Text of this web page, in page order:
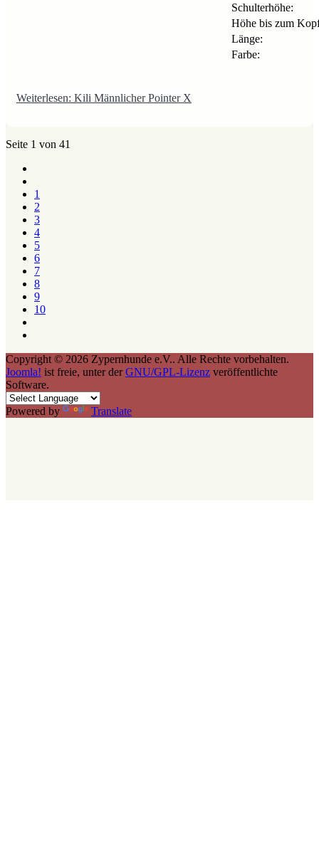
Schulterhöhe:
Höhe bis zum
Länge:
Farbe:
Weiterlesen: Kili Männlicher Pointer X
Seite 1 von 41
1
2
3
4
5
6
7
8
9
10
Copyright © 2026 Zypernhunde e.V.. Alle Rechte vorbehalten.
Joomla! ist freie, unter derGNU/GPL-Lizenz veröffentlichte
Software.
Powered by Translate